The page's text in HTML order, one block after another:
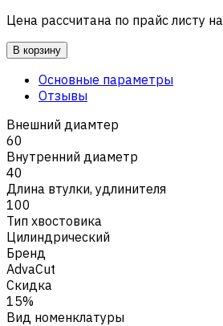
Цена рассчитана по прайс листу на
В корзину
Основные параметры
Отзывы
Внешний диамтер
60
Внутренний диаметр
40
Длина втулки, удлинителя
100
Тип хвостовика
Цилиндрический
Бренд
AdvaCut
Скидка
15%
Вид номенклатуры